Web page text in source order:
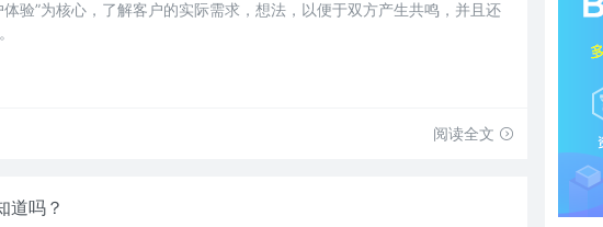
验”为核心，了解客户的实际需求，想法，以便于双方产生共鸣，并且还
阅读全文
道吗？